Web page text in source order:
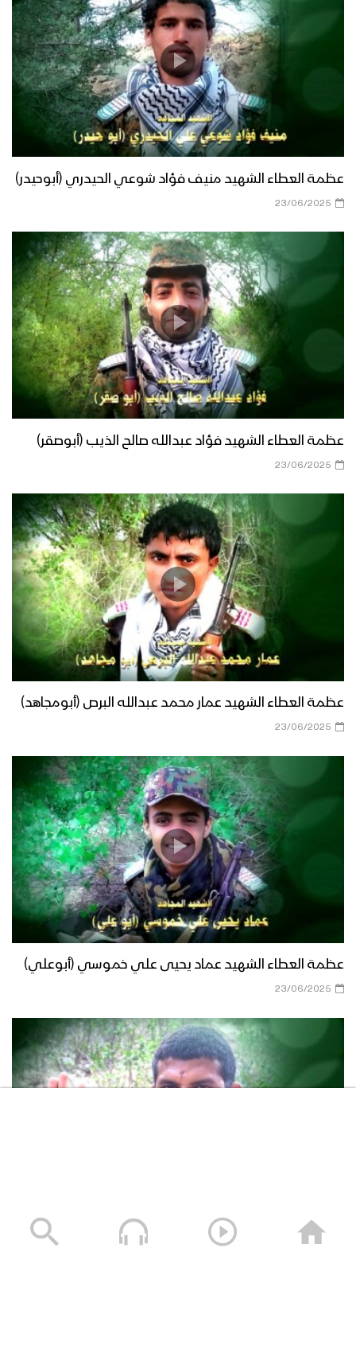
عظمة العطاء الشهيد منيف فؤاد شوعي الحيدري (أبوحيدر)
23/06/2025
عظمة العطاء الشهيد فؤاد عبدالله صالح الذيب (أبوصقر)
23/06/2025
عظمة العطاء الشهيد عمار محمد عبدالله البرص (أبومجاهد)
23/06/2025
عظمة العطاء الشهيد عماد يحيى علي خموسي (أبوعلي)
23/06/2025
عظمة العطاء الشهيد عبده عايض هادي سيله (أبوجبريل)